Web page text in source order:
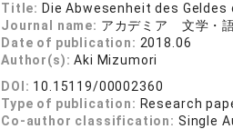
Title: Die Abwesenheit des
Journal name: アカデミア 文学・
Date of publication: 2018.06
Author(s):Aki Mizumori
DOI: 10.15119/00002360
Type of publication: Research
Co-author classification: Single